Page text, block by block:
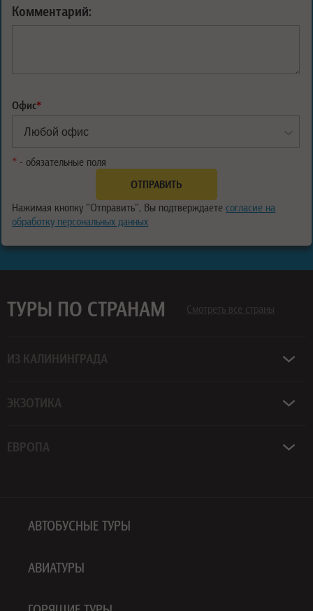
Комментарий:
Офис*
* - обязательные поля
Нажимая кнопку "Отправить", Вы подтверждаете согласие на
обработку персональных данных
ТУРЫ ПО СТРАНАМ Смотреть все страны
ИЗ КАЛИНИНГРАДА
ЭКЗОТИКА
ЕВРОПА
АВТОБУСНЫЕ ТУРЫ
АВИАТУРЫ